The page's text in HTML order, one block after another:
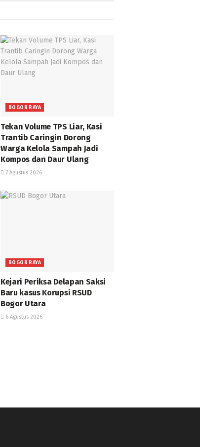
BOGOR RAYA
Tekan Volume TPS Liar, Kasi
Trantib Caringin Dorong
Warga Kelola Sampah Jadi
Kompos dan Daur Ulang
7 Agustus 2026
BOGOR RAYA
Kejari Periksa Delapan Saksi
Baru kasus Korupsi RSUD
Bogor Utara
6 Agustus 2026